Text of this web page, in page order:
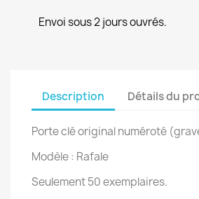
Envoi sous 2 jours ouvrés.
Description Détails du
Porte clé original numéroté
Modèle : Rafale
Seulement 50 exemplaires.